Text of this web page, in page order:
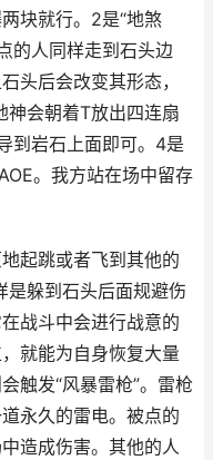
块就行。2是“地煞
的人同样走到石头边
头后会改变其形态，
神会朝着T放出四连扇
到岩石上面即可。4是
。我方站在场中留存
起跳或者飞到其他的
是躲到石头后面规避伤
战斗中会进行战意的
就能为自身恢复大量
触发“风暴雷枪”。雷枪
永久的雷电。被点的
造成伤害。其他的人